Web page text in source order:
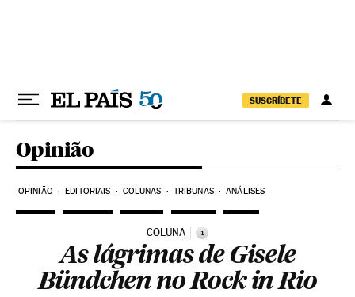
SUSCRÍBETE
Opinião
OPINIÃO EDITORIAIS COLUNAS TRIBUNAS ANÁLISES
COLUNA i
As lágrimas de Gisele
Bündchen no Rock in Rio